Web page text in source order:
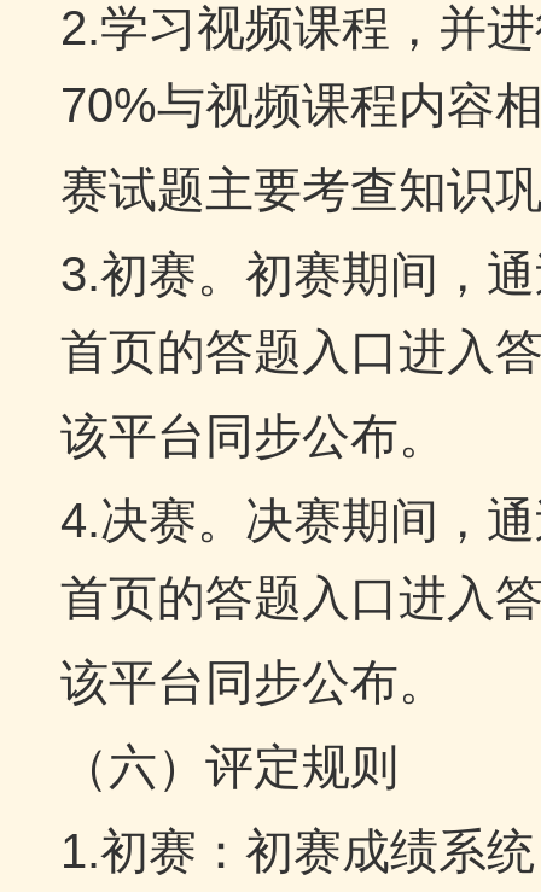
2.学习视频课程，并
70%与视频课程内容
赛试题主要考查知识
3.初赛。初赛期间，
首页的答题入口进入
该平台同步公布。
4.决赛。决赛期间，
首页的答题入口进入
该平台同步公布。
（六）评定规则
1.初赛：初赛成绩系